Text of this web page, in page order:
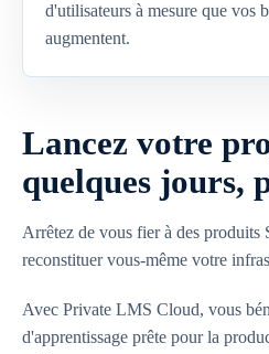
d'utilisateurs à mesure que vos
augmentent.
Lancez votre
quelques jours,
Arrêtez de vous fier à des produits
reconstituer vous-même votre
Avec Private LMS Cloud, vous
d'apprentissage prête pour la